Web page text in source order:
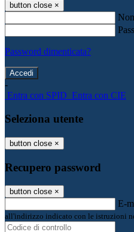
button close ×
Password dimenticata?
-
Entra con SPID Entra con CIE
Seleziona utente
button close ×
Recupero password
button close ×
E-
all'indirizzo indicato con le istruzioni